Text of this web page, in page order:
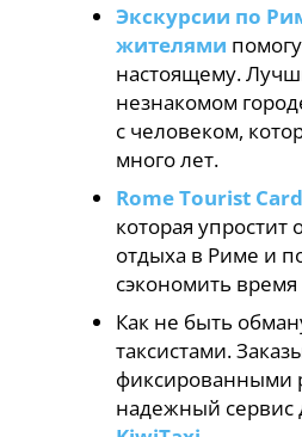
Экскурсии по
жителями
настоящему.
незнакомом
с человеком,
много лет.
Rome Tourist Card
которая
отдыха в Риме и
сэкономить
Как не быть
таксистами.
фиксированными
надежный сервис